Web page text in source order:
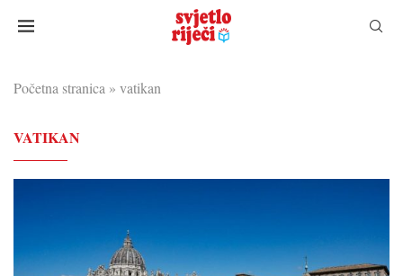
Početna stranica » vatikan
VATIKAN